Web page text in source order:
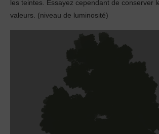
les teintes. Essayez cependant de conserver
valeurs. (niveau de luminosité)